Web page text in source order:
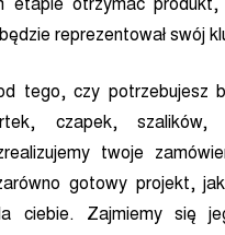
etapie otrzymać
reprezentował swój
tego, czy potrzebujesz
czapek, szalików,
twoje
gotowy projekt,
ciebie. Zajmiemy się